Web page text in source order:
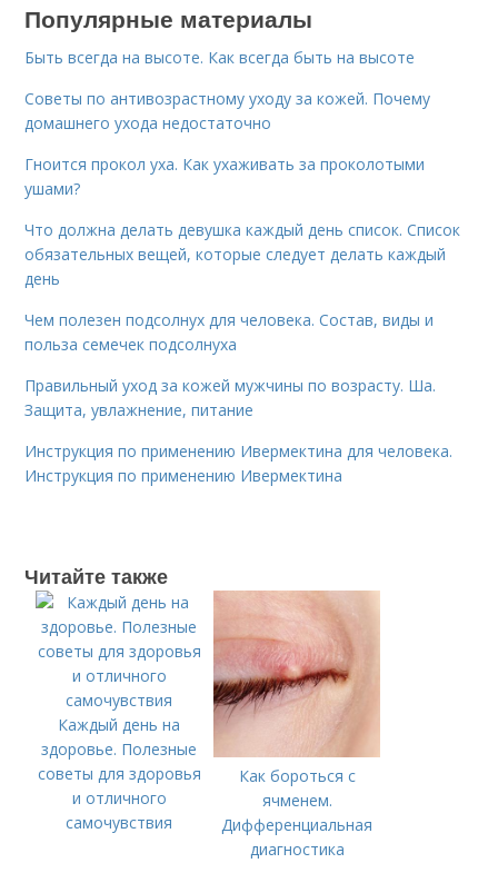
Популярные материалы
Быть всегда на высоте. Как всегда быть на высоте
Советы по антивозрастному уходу за кожей. Почему
домашнего ухода недостаточно
Гноится прокол уха. Как ухаживать за проколотыми
ушами?
Что должна делать девушка каждый день список. Список
обязательных вещей, которые следует делать каждый
день
Чем полезен подсолнух для человека. Состав, виды и
польза семечек подсолнуха
Правильный уход за кожей мужчины по возрасту. Ша.
Защита, увлажнение, питание
Инструкция по применению Ивермектина для человека.
Инструкция по применению Ивермектина
Читайте также
Каждый день на
здоровье. Полезные
советы для здоровья
и отличного
самочувствия
Как бороться с
ячменем.
Дифференциальная
диагностика